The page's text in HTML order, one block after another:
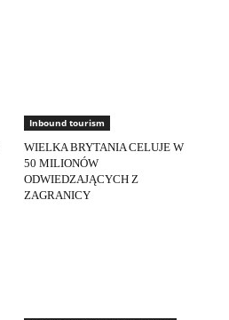
Inbound tourism
WIELKA BRYTANIA CELUJE W
50 MILIONÓW
ODWIEDZAJĄCYCH Z
ZAGRANICY